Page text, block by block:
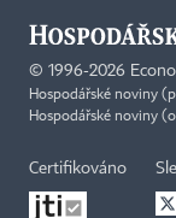
© 1996-2026
Hospodářské noviny
Hospodářské noviny
Certifikováno